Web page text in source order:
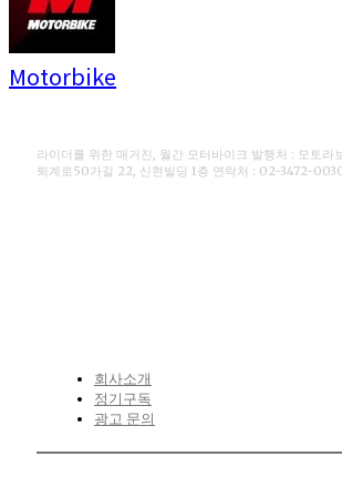
Motorbike
라이더를 위한 매거진, 월간 모터바이크 발행처 : 모토
퇴계로50가길 22, 신현빌딩 1층 연락처 : 02-3472-
회사소개
정기구독
광고 문의